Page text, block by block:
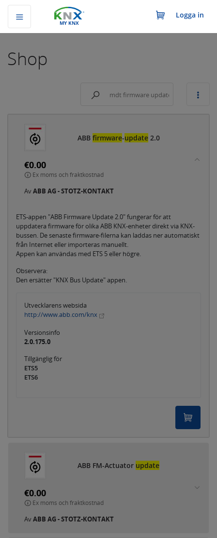
MY KNX
Logga in
Shop
ABB firmware-update 2.0
€0.00
Ex moms och fraktkostnad
AvABB AG - STOTZ-KONTAKT
ETS-appen "ABB Firmware Update 2.0" fungerar för att
uppdatera firmware för olika ABB KNX-enheter direkt via KNX-
bussen. De senaste firmware-filerna kan laddas ner automatiskt
från Internet eller importeras manuellt.
Appen kan användas med ETS 5 eller högre.
Observera:
Den ersätter "KNX Bus Update" appen.
Utvecklarens websida
http://www.abb.com/knx
Versionsinfo
2.0.175.0
Tillgänglig för
ETS5
ETS6
ABB FM-Actuator update
€0.00
Ex moms och fraktkostnad
AvABB AG - STOTZ-KONTAKT